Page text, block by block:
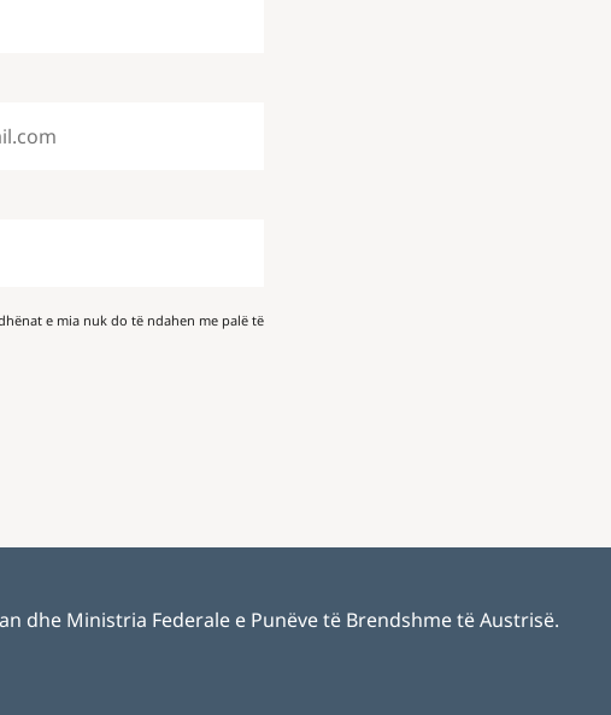
e mia nuk do të ndahen me palë të
dhe Ministria Federale e Punëve të Brendshme të Austrisë.